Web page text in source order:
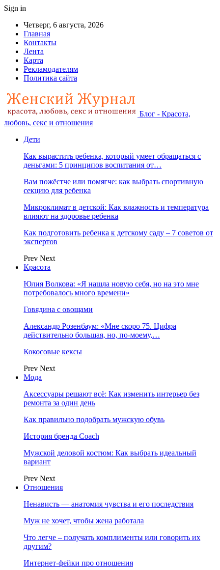
Sign in
Четверг, 6 августа, 2026
Главная
Контакты
Лента
Карта
Рекламодателям
Политика сайта
Блог - Красота,
любовь, секс и отношения
Дети
Как вырастить ребенка, который умеет обращаться с
деньгами: 5 принципов воспитания от…
Вам пожёстче или помягче: как выбрать спортивную
секцию для ребенка
Микроклимат в детской: Как влажность и температура
влияют на здоровье ребенка
Как подготовить ребенка к детскому саду – 7 советов от
экспертов
Prev Next
Красота
Юлия Волкова: «Я нашла новую себя, но на это мне
потребовалось много времени»
Говядина с овощами
Александр Розенбаум: «Мне скоро 75. Цифра
действительно большая, но, по‑моему,…
Кокосовые кексы
Prev Next
Мода
Аксессуары решают всё: Как изменить интерьер без
ремонта за один день
Как правильно подобрать мужскую обувь
История бренда Coach
Мужской деловой костюм: Как выбрать идеальный
вариант
Prev Next
Отношения
Ненависть — анатомия чувства и его последствия
Муж не хочет, чтобы жена работала
Что легче – получать комплименты или говорить их
другим?
Интернет-фейки про отношения